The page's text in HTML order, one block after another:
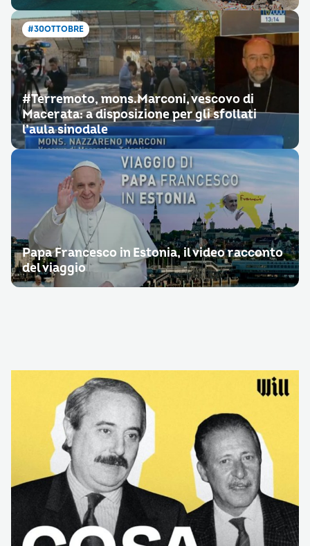
#30OTTOBRE
#Terremoto, mons.Marconi, vescovo di
Macerata: a disposizione per gli sfollati
l’aula sinodale
Papa Francesco in Estonia, il video racconto
del viaggio